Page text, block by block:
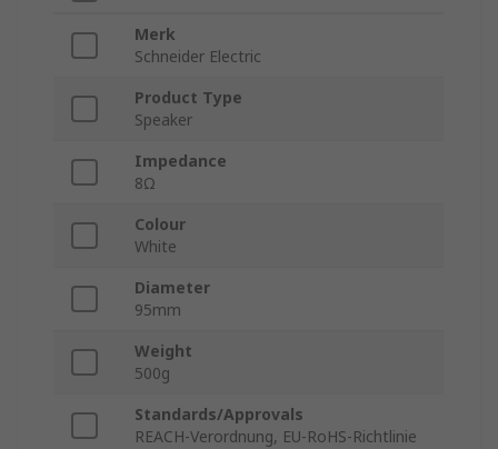
Merk
Schneider Electric
Product Type
Speaker
Impedance
8Ω
Colour
White
Diameter
95mm
Weight
500g
Standards/Approvals
REACH-Verordnung, EU-RoHS-Richtlinie